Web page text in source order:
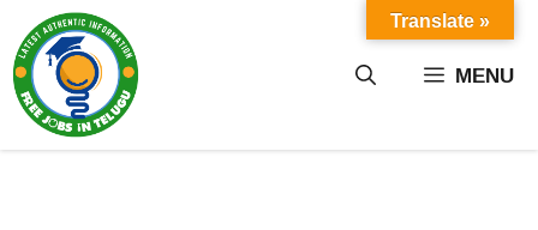
content MENU
Translate »